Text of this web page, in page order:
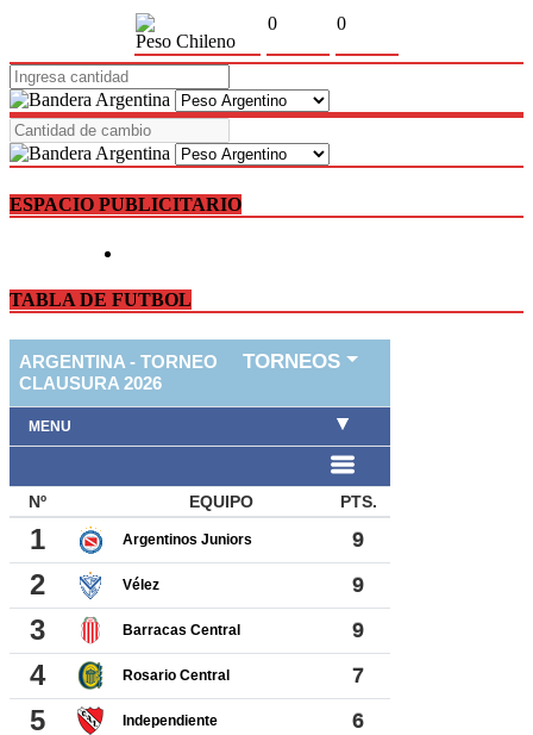
Peso Chileno
0 0
ESPACIO PUBLICITARIO
TABLA DE FUTBOL